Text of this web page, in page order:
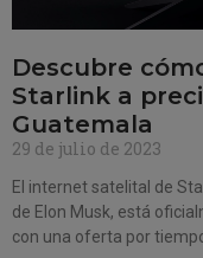
Descubre
Starlink a
Guatemala
29 de julio de 2023
El internet satelital de
de Elon Musk, está
con una oferta por